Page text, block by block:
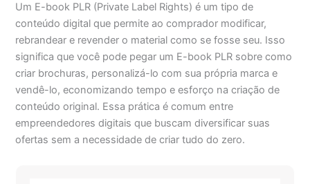
Um E-book PLR (Private Label Rights) é um tipo de
conteúdo digital que permite ao comprador modificar,
rebrandear e revender o material como se fosse seu. Isso
significa que você pode pegar um E-book PLR sobre como
criar brochuras, personalizá-lo com sua própria marca e
vendê-lo, economizando tempo e esforço na criação de
conteúdo original. Essa prática é comum entre
empreendedores digitais que buscam diversificar suas
ofertas sem a necessidade de criar tudo do zero.